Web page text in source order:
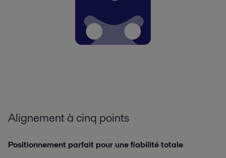
Alignement à cinq points
Positionnement parfait pour une fiabilité totale